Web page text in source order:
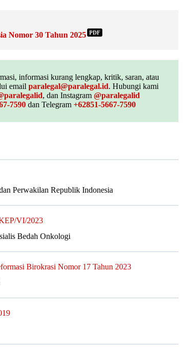
Nomor 30 Tahun 2025 PDF
informasi kurang lengkap, kritik, saran, atau
email paralegal@paralegal.id. Hubungi kami
, dan Instagram @paralegalid
7590dan Telegram +62851-5667-7590
Perwakilan Republik Indonesia
VI/2023
Bedah Onkologi
Birokrasi Nomor 17 Tahun 2023